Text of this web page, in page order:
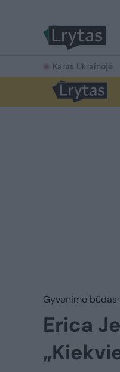
Karas Ukrainoje
Gyvenimo būdas
Erica